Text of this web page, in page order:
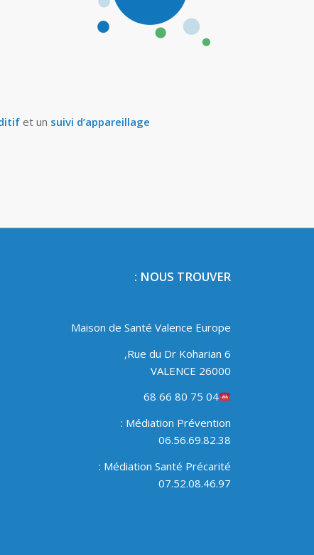
et un suivi d’appareillage
NOUS TROUVER :
Maison de Santé Valence Europe
6 Rue du Dr Koharian,
26000 VALENCE
04 75 80 66 68
Médiation Prévention :
06.56.69.82.38
Médiation Santé Précarité :
07.52.08.46.97